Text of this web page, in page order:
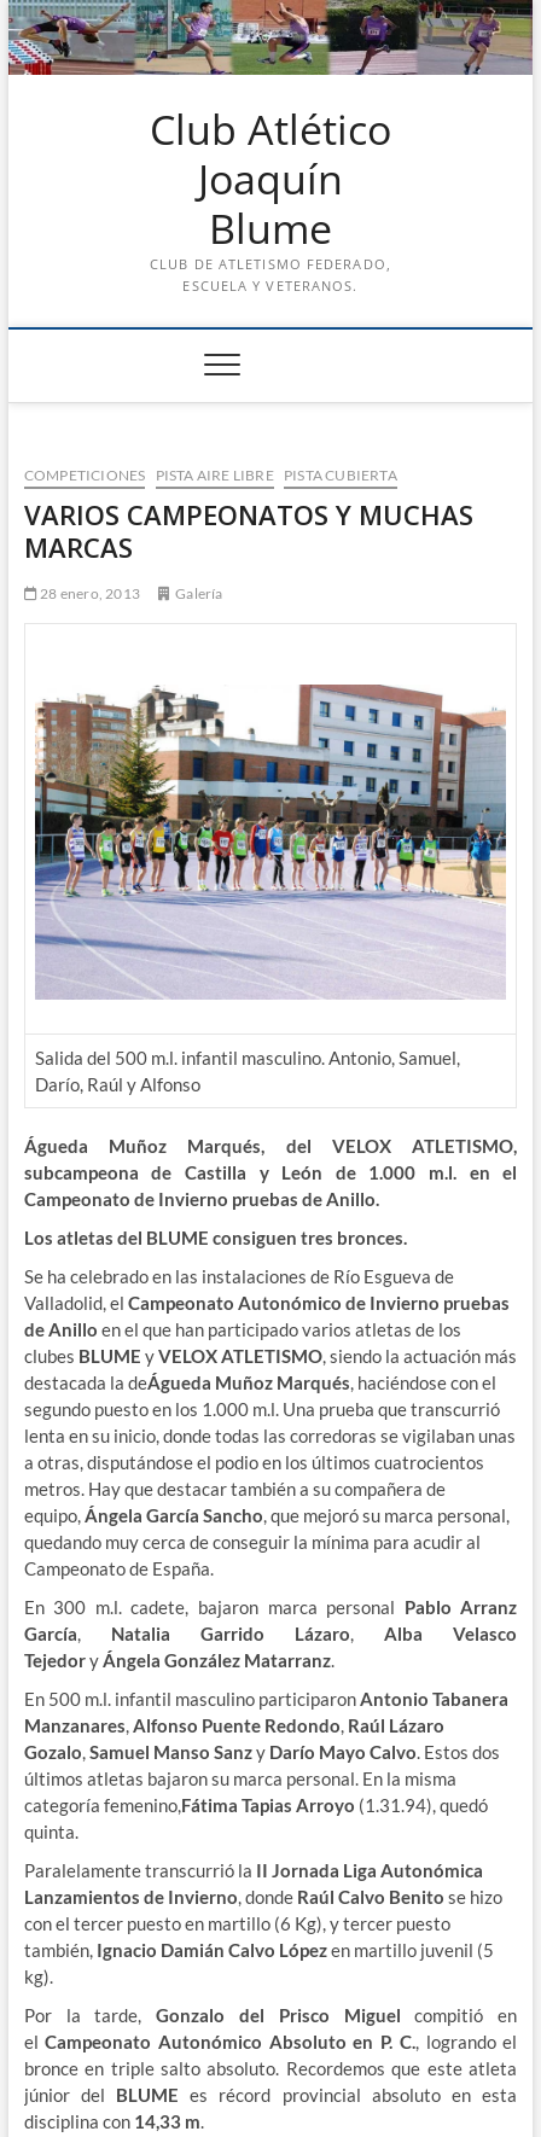
Saltar
al
contenido
Club Atlético
Joaquín
Blume
CLUB DE ATLETISMO FEDERADO,
ESCUELA Y VETERANOS.
COMPETICIONES PISTA AIRE LIBRE PISTA CUBIERTA
VARIOS CAMPEONATOS Y MUCHAS
MARCAS
28 enero, 2013 Galería
Salida del 500 m.l. infantil masculino. Antonio, Samuel,
Darío, Raúl y Alfonso
Águeda Muñoz Marqués, del VELOX ATLETISMO,
subcampeona de Castilla y León de 1.000 m.l. en el
Campeonato de Invierno pruebas de Anillo.
Los atletas del BLUME consiguen tres bronces.
Se ha celebrado en las instalaciones de Río Esgueva de
Valladolid, el Campeonato Autonómico de Invierno pruebas
de Anillo en el que han participado varios atletas de los
clubes BLUME yVELOXATLETISMO, siendo la actuación más
destacada la deÁgueda Muñoz Marqués, haciéndose con el
segundo puesto en los 1.000 m.l. Una prueba que transcurrió
lenta en su inicio, donde todas las corredoras se vigilaban unas
a otras, disputándose el podio en los últimos cuatrocientos
metros. Hay que destacar también a su compañera de
equipo,Ángela García Sancho, que mejoró su marca personal,
quedando muy cerca de conseguir la mínima para acudir al
Campeonato de España.
En 300 m.l. cadete, bajaron marca personal Pablo Arranz
García, Natalia Garrido Lázaro,Alba Velasco
TejedoryÁngela González Matarranz.
En 500 m.l. infantil masculino participaronAntonio Tabanera
Manzanares,Alfonso Puente Redondo, Raúl Lázaro
Gozalo,Samuel Manso Sanzy Darío Mayo Calvo. Estos dos
últimos atletas bajaron su marca personal. En la misma
categoría femenino,Fátima Tapias Arroyo (1.31.94), quedó
quinta.
Paralelamente transcurrió la II Jornada Liga Autonómica
Lanzamientos de Invierno, donde Raúl Calvo Benito se hizo
con el tercer puesto en martillo (6 Kg), y tercer puesto
también, Ignacio Damián Calvo Lópezen martillo juvenil (5
kg).
Por la tarde,Gonzalo del Prisco Miguel compitió en
elCampeonato Autonómico Absoluto en P. C., logrando el
bronce en triple salto absoluto. Recordemos que este atleta
júnior del BLUME es récord provincial absoluto en esta
disciplina con 14,33 m.